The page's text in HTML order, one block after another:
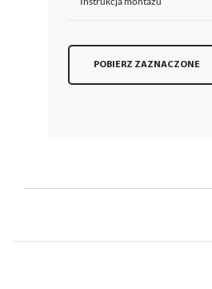
POBIERZ ZAZNACZONE